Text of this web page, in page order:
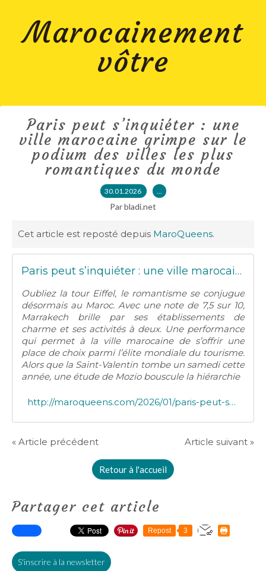
Marocainement
vôtre
Paris peut s’inquiéter : une
ville marocaine grimpe sur le
podium des villes les plus
romantiques du monde
30.01.2026 …
Par bladi.net
Cet article est reposté depuis MaroQueens.
Paris peut s’inquiéter : une ville marocaine grimpe sur le podium des villes les plus romantiques du monde
Oubliez la tour Eiffel, le romantisme se conjugue
désormais au Maroc. Avec une note de 7,5 sur 10,
Marrakech brille par ses établissements de
charme et ses activités à deux. Une performance
qui permet à la ville marocaine de s’offrir une
place de choix parmi l’élite mondiale du tourisme.
Alors que la Saint-Valentin tombe un samedi cette
année, une étude de Mozio bouscule la hiérarchie
http://maroqueens.com/2026/01/paris-peut-s-inquieter-une-ville-marocaine-grimpe-sur-le-podium-des-villes-les-plus-romantiques-du-monde.html
« Article précédent Article suivant »
Retour à l'accueil
Partager cet article
Repost 3
S'inscrire à la newsletter